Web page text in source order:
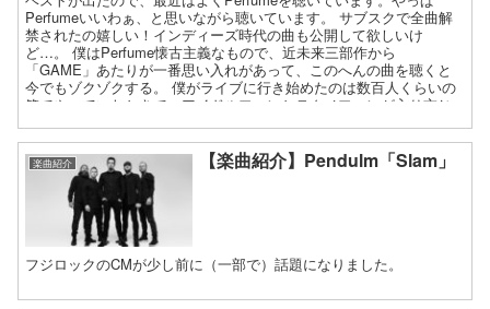
Perfumeいいわぁ、と思いながら聴いています。 サブスクで全曲解
禁されたの嬉しい！インディーズ時代の曲も公開して欲しいけ
ど…。 僕はPerfume懐古主義なもので、近未来三部作から
「GAME」あたりが一番思い入れがあって、このへんの曲を聴くと
今でもゾクゾクする。 僕がライブに行き始めたのは数百人くらいの
箱でやっていたときで、アイドルファンとテクノファンが入り交じ
楽曲紹介 【楽曲紹介】Pendulm「Slam」
フジロックのCMが少し前に（一部で）話題になりました。